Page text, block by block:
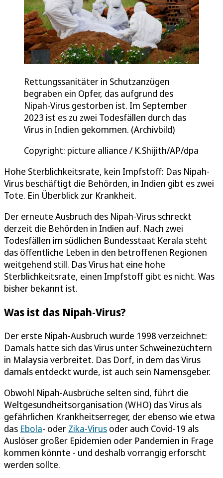
Rettungssanitäter in Schutzanzügen
begraben ein Opfer, das aufgrund des
Nipah-Virus gestorben ist. Im September
2023 ist es zu zwei Todesfällen durch das
Virus in Indien gekommen. (Archivbild)
Copyright: picture alliance / K.Shijith/AP/dpa
Hohe Sterblichkeitsrate, kein Impfstoff: Das Nipah-
Virus beschäftigt die Behörden, in Indien gibt es zwei
Tote. Ein Überblick zur Krankheit.
Der erneute Ausbruch des Nipah-Virus schreckt
derzeit die Behörden in Indien auf. Nach zwei
Todesfällen im südlichen Bundesstaat Kerala steht
das öffentliche Leben in den betroffenen Regionen
weitgehend still. Das Virus hat eine hohe
Sterblichkeitsrate, einen Impfstoff gibt es nicht. Was
bisher bekannt ist.
Was ist das Nipah-Virus?
Der erste Nipah-Ausbruch wurde 1998 verzeichnet:
Damals hatte sich das Virus unter Schweinezüchtern
in Malaysia verbreitet. Das Dorf, in dem das Virus
damals entdeckt wurde, ist auch sein Namensgeber.
Obwohl Nipah-Ausbrüche selten sind, führt die
Weltgesundheitsorganisation (WHO) das Virus als
gefährlichen Krankheitserreger, der ebenso wie etwa
das Ebola- oder Zika-Virus oder auch Covid-19 als
Auslöser großer Epidemien oder Pandemien in Frage
kommen könnte - und deshalb vorrangig erforscht
werden sollte.